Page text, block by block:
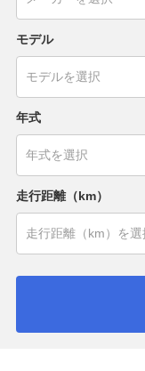
モデル
年式
走行距離（km）